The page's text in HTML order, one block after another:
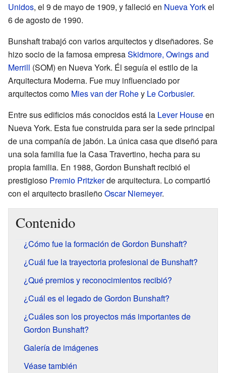
Unidos, el 9 de mayo de 1909, y falleció en Nueva Yorkel
6 de agosto de 1990.
Bunshaft trabajó con varios arquitectos y diseñadores. Se
hizo socio de la famosa empresaSkidmore, Owings and
Merrill (SOM) en Nueva York. Él seguía el estilo de la
Arquitectura Moderna. Fue muy influenciado por
arquitectos como Mies van der Rohey Le Corbusier.
Entre sus edificios más conocidos está la Lever Houseen
Nueva York. Esta fue construida para ser la sede principal
de una compañía de jabón. La única casa que diseñó para
una sola familia fue la Casa Travertino, hecha para su
propia familia. En 1988, Gordon Bunshaft recibió el
prestigioso Premio Pritzkerde arquitectura. Lo compartió
con el arquitecto brasileñoOscar Niemeyer.
Contenido
¿Cómo fue la formación de Gordon Bunshaft?
¿Cuál fue la trayectoria profesional de Bunshaft?
¿Qué premios y reconocimientos recibió?
¿Cuál es el legado de Gordon Bunshaft?
¿Cuáles son los proyectos más importantes de
Gordon Bunshaft?
Galería de imágenes
Véase también